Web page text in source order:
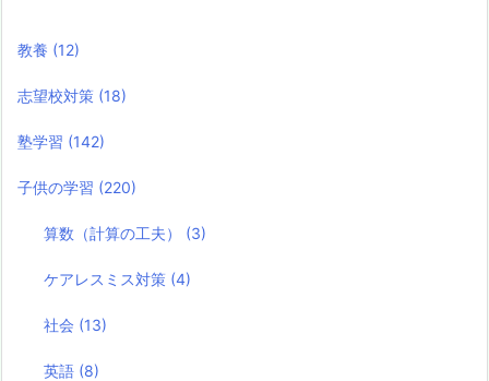
教養 (12)
志望校対策 (18)
塾学習 (142)
子供の学習 (220)
算数（計算の工夫） (3)
ケアレスミス対策 (4)
社会 (13)
英語 (8)